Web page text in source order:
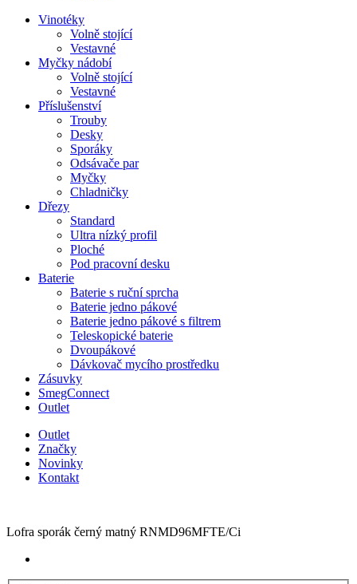
Vinotéky
Volně stojící
Vestavné
Myčky nádobí
Volně stojící
Vestavné
Příslušenství
Trouby
Desky
Sporáky
Odsávače par
Myčky
Chladničky
Dřezy
Standard
Ultra nízký profil
Ploché
Pod pracovní desku
Baterie
Baterie s ruční sprcha
Baterie jedno pákové
Baterie jedno pákové s filtrem
Teleskopické baterie
Dvoupákové
Dávkovač mycího prostředku
Zásuvky
SmegConnect
Outlet
Outlet
Značky
Novinky
Kontakt
Lofra sporák černý matný RNMD96MFTE/Ci